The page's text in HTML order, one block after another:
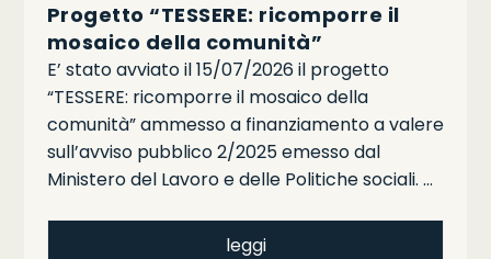
Progetto “TESSERE: ricomporre il
mosaico della comunità”
E’ stato avviato il 15/07/2026 il progetto
“TESSERE: ricomporre il mosaico della
comunità” ammesso a finanziamento a valere
sull’avviso pubblico 2/2025 emesso dal
Ministero del Lavoro e delle Politiche sociali. …
leggi